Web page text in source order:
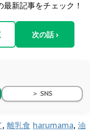
新記事をチェック！
次の話 ›
＞ SNS
, 離乳食 harumama, 油